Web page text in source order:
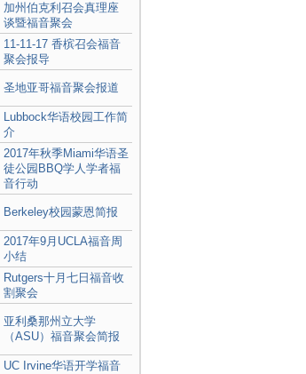
加州伯克利召会真理座
谈暨福音聚会
11-11-17 香槟召会福音
聚会报导
圣地亚哥福音聚会报道
Lubbock华语校园工作简
介
2017年秋季Miami华语圣
徒公园BBQ学人学者福
音行动
Berkeley校园蒙恩简报
2017年9月UCLA福音周
小结
Rutgers十月七日福音收
割聚会
亚利桑那州立大学
（ASU）福音聚会简报
UC Irvine华语开学福音